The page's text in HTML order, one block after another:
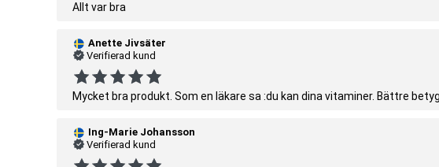
Allt var bra
Anette Jivsäter
Verifierad kund
Mycket bra produkt. Som en läkare sa :du kan dina vitaminer. Bättre
Ing-Marie Johansson
Verifierad kund